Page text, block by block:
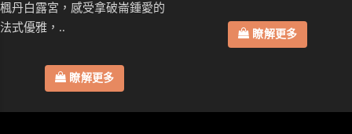
楓丹白露宮，感受拿破崙鍾愛的
法式優雅，..
瞭解更多
瞭解更多